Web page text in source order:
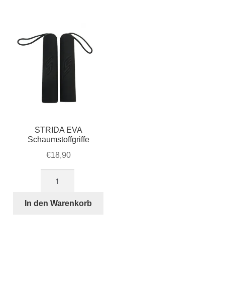
STRIDA EVA
Schaumstoffgriffe
€18,90
Schaumstoffgriffe
In den Warenkorb